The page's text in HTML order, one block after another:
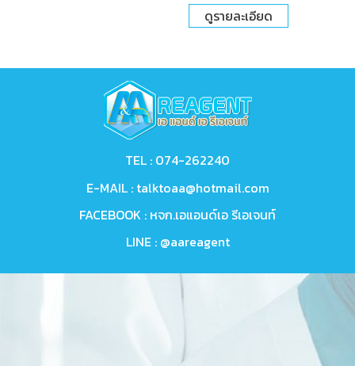
ดูรายละเอียด
TEL : 074-262240
E-MAIL : talktoaa@hotmail.com
FACEBOOK : หจก.เอแอนด์เอ รีเอเจนท์
LINE : @aareagent